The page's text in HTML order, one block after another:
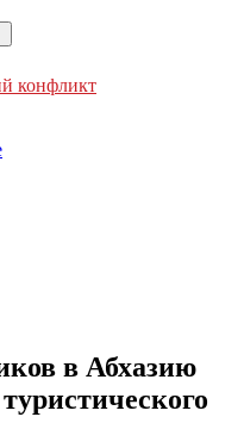
конфликт
в Абхазию